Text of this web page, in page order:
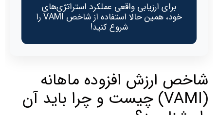
برای ارزیابی واقعی عملکرد استراتژی‌های
خود، همین حالا استفاده از شاخص VAMI را
شروع کنید!
شاخص ارزش افزوده ماهانه
(VAMI) چیست و چرا باید آن